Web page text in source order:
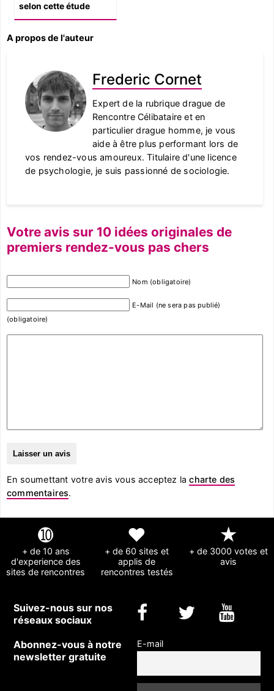
selon cette étude
A propos de l'auteur
Frederic Cornet
Expert de la rubrique drague de
Rencontre Célibataire et en
particulier drague homme, je vous
aide à être plus performant lors de
vos rendez-vous amoureux. Titulaire d'une licence
de psychologie, je suis passionné de sociologie.
Votre avis sur 10 idées originales de
premiers rendez-vous pas chers
Nom (obligatoire)
E-Mail (ne sera pas publié)
(obligatoire)
En soumettant votre avis vous acceptez lacharte des
commentaires.
➓
+ de 10 ans
d'experience des
sites de rencontres
❤
+ de 60 sites et
applis de
rencontres testés
★
+ de 3000 votes et
avis
Suivez-nous sur nos
réseaux sociaux
Abonnez-vous à notre
newsletter gratuite
E-mail